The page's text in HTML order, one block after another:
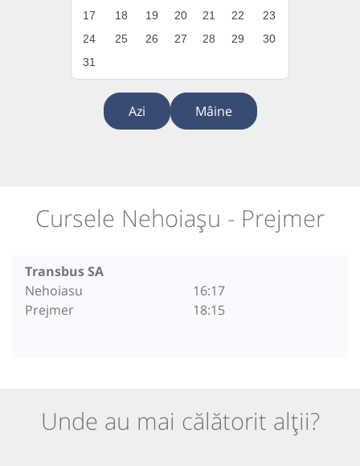
17
18 19 20 21 22
23
24
25 26 27 28 29
30
31
Azi Mâine
Cursele Nehoiașu - Prejmer
Transbus SA
Nehoiasu
Prejmer
16:17
18:15
Unde au mai călătorit alții?